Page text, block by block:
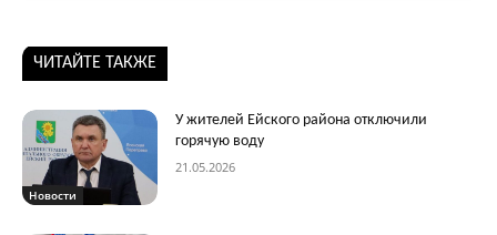
ЧИТАЙТЕ ТАКЖЕ
Новости
У жителей Ейского района отключили
горячую воду
21.05.2026